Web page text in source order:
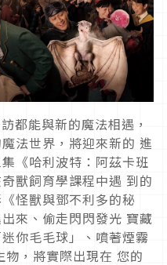
都能與新的魔法相遇，
法世界，將迎來新的 進
《哈利波特：阿茲卡班
獸飼育學課程中遇 到的
怪獸與鄧不利多的秘
來、偷走閃閃發光 寶藏
你毛毛球」、噴著煙霧
，將實際出現在 您的